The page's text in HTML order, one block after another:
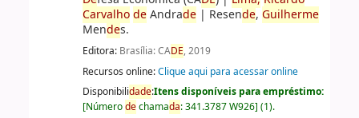
Carvalho deAndrade| Resende, Guilherme
Mendes.
Editora: Brasília: CADE, 2019
Recursos online:Clique aqui para acessar online
Disponibilidade:Itens disponíveis para empréstimo:
[Númerodechamada:341.3787 W926] (1).